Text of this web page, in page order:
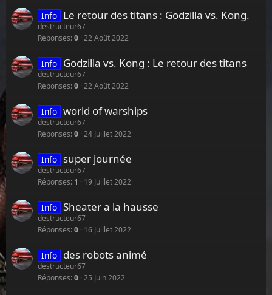
Info Le retour des titans : Godzilla vs. Kong.
destructeur67
Réponses 0 22 Août 2022
Info Godzilla vs. Kong : Le retour des titans
destructeur67
Réponses 0 22 Août 2022
Info world of warships
destructeur67
Réponses 0 24 Juillet 2022
Info super journée
destructeur67
Réponses 1 19 Juillet 2022
Info Sheater a la hausse
destructeur67
Réponses 0 16 Juillet 2022
Info des robots animé
destructeur67
Réponses 0 25 Juin 2022